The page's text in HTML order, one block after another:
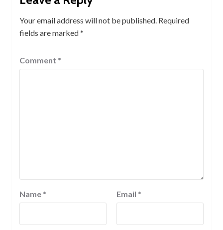
Your email address will not be published. Required
fields are marked*
Comment *
Name * Email *